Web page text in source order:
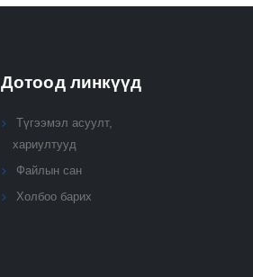
Дотоод линкүүд
Түгээмэл асуулт,
хариултууд
Файлын сан
Холбоо барих